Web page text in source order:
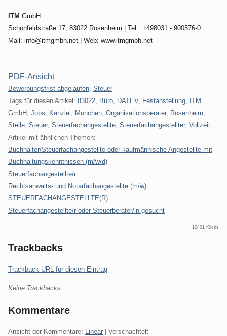
ITM GmbH
Schönfeldstraße 17, 83022 Rosenheim | Tel.: +498031 - 900576-0
Mail: info@itmgmbh.net | Web: www.itmgmbh.net
PDF-Ansicht
Kategorien:
Bewerbungsfrist abgelaufen Steuer
Tags für diesen Artikel: 83022 Büro DATEV, Festanstellung
ITM
GmbH
Jobs Kanzlei München Organisationsberater, Rosenheim
Stelle Steuer, Steuerfachangestellte Steuerfachangestellter, Vollzeit
Artikel mit ähnlichen Themen:
Buchhalter/Steuerfachangestellte oder kaufmännische Angestellte mit
Buchhaltungskenntnissen (m/w/d)
Steuerfachangestellte/r
Rechtsanwalts- und Notarfachangestellte (m/w)
STEUERFACHANGESTELLTE(R)
Steuerfachangestellte/r oder Steuerberater/in gesucht
10401 Klicks
Trackbacks
Trackback-URL für diesen Eintrag
Keine Trackbacks
Kommentare
Ansicht der Kommentare: Linear | Verschachtelt